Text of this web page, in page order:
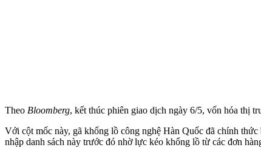
Theo Bloomberg, kết thúc phiên giao dịch ngày 6/5, vốn hóa thị
Với cột mốc này, gã khổng lồ công nghệ Hàn Quốc đã chính
nhập danh sách này trước đó nhờ lực kéo khổng lồ từ các đơn